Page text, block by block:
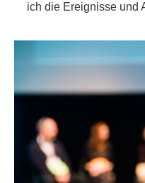
ich die Ereignisse und